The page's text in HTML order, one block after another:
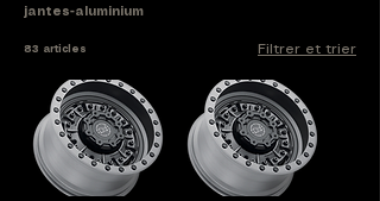
jantes-aluminium
83 articles Filtrer et trier